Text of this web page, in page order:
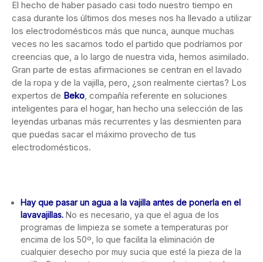
El hecho de haber pasado casi todo nuestro tiempo en
casa durante los últimos dos meses nos ha llevado a utilizar
los electrodomésticos más que nunca, aunque muchas
veces no les sacamos todo el partido que podríamos por
creencias que, a lo largo de nuestra vida, hemos asimilado.
Gran parte de estas afirmaciones se centran en el lavado
de la ropa y de la vajilla, pero, ¿son realmente ciertas? Los
expertos de Beko, compañía referente en soluciones
inteligentes para el hogar, han hecho una selección de las
leyendas urbanas más recurrentes y las desmienten para
que puedas sacar el máximo provecho de tus
electrodomésticos.
Hay que pasar un agua a la vajilla antes de ponerla en el
lavavajillas. No es necesario, ya que el agua de los
programas de limpieza se somete a temperaturas por
encima de los 50º, lo que facilita la eliminación de
cualquier desecho por muy sucia que esté la pieza de la